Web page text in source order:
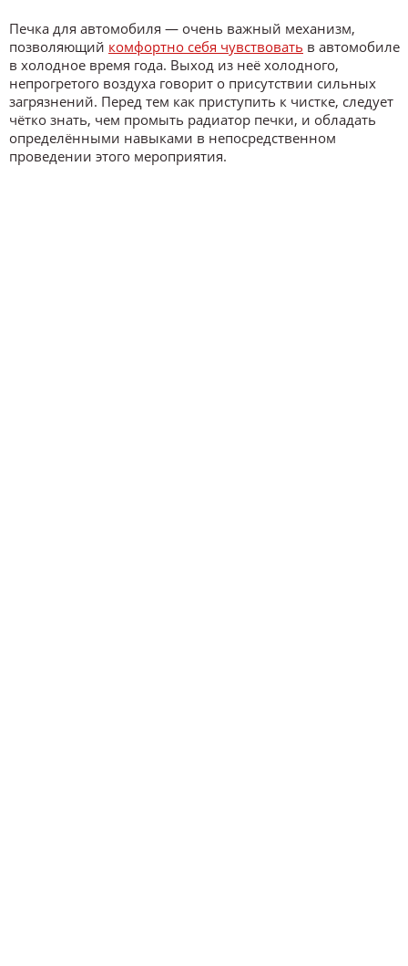
Печка для автомобиля — очень важный механизм,
позволяющий комфортно себя чувствовать в автомобиле
в холодное время года. Выход из неё холодного,
непрогретого воздуха говорит о присутствии сильных
загрязнений. Перед тем как приступить к чистке, следует
чётко знать, чем промыть радиатор печки, и обладать
определёнными навыками в непосредственном
проведении этого мероприятия.